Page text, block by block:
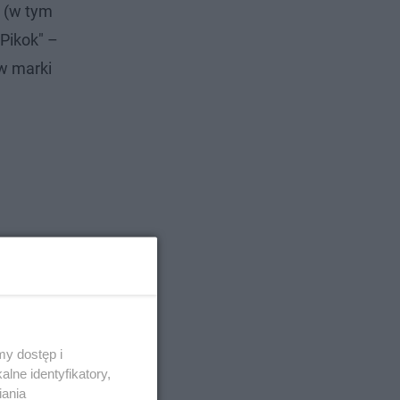
(w tym
–
marki
dostęp i
identyfikatory,